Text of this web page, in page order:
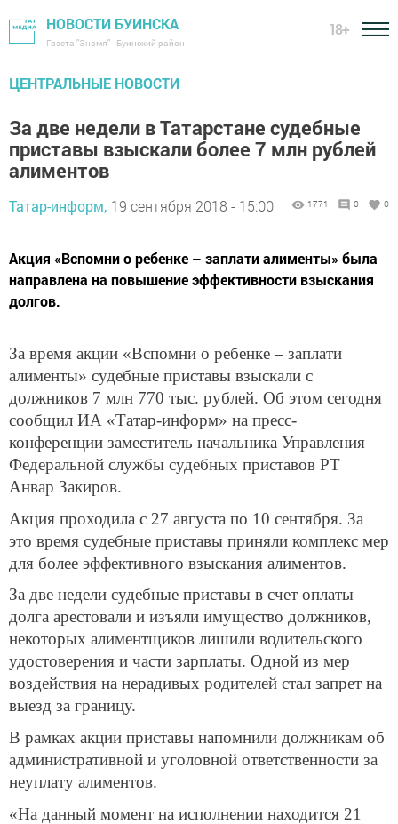
НОВОСТИ БУИНСКА
Газета "Знамя" - Буинский район
18+
ЦЕНТРАЛЬНЫЕ НОВОСТИ
За две недели в Татарстане судебные
приставы взыскали более 7 млн рублей
алиментов
Татар-информ, 19 сентября 2018 - 15:00 1771 0 0
Акция «Вспомни о ребенке – заплати алименты» была
направлена на повышение эффективности взыскания
долгов.
За время акции «Вспомни о ребенке – заплати
алименты» судебные приставы взыскали с
должников 7 млн 770 тыс. рублей. Об этом сегодня
сообщил ИА «Татар-информ» на пресс-
конференции заместитель начальника Управления
Федеральной службы судебных приставов РТ
Анвар Закиров.
Акция проходила с 27 августа по 10 сентября. За
это время судебные приставы приняли комплекс мер
для более эффективного взыскания алиментов.
За две недели судебные приставы в счет оплаты
долга арестовали и изъяли имущество должников,
некоторых алиментщиков лишили водительского
удостоверения и части зарплаты. Одной из мер
воздействия на нерадивых родителей стал запрет на
выезд за границу.
В рамках акции приставы напомнили должникам об
административной и уголовной ответственности за
неуплату алиментов.
«На данный момент на исполнении находится 21